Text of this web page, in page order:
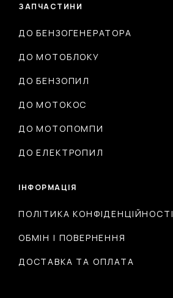
ЗАПЧАСТИНИ
ДО БЕНЗОГЕНЕРАТОРА
ДО МОТОБЛОКУ
ДО БЕНЗОПИЛ
ДО МОТОКОС
ДО МОТОПОМПИ
ДО ЕЛЕКТРОПИЛ
ІНФОРМАЦІЯ
ПОЛІТИКА КОНФІДЕНЦІЙНОСТІ
ОБМІН І ПОВЕРНЕННЯ
ДОСТАВКА ТА ОПЛАТА